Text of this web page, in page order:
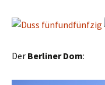
Der Berliner Dom: